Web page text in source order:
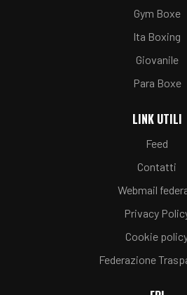
Gym Boxe
Ita Boxing
Giovanile
Para Boxe
LINK UTILI
Feed
Contatti
Webmail
Privacy
Cookie
Federazione